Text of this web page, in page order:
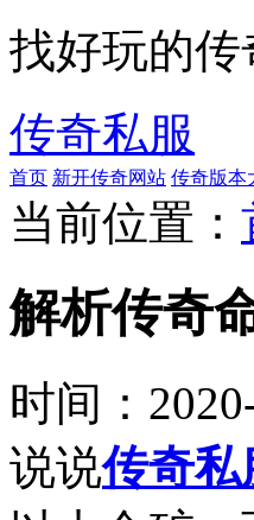
找好玩的
传奇私服
首页 新开传奇网站 传奇版本
当前位置：
解析传奇
时间：
说说传奇私